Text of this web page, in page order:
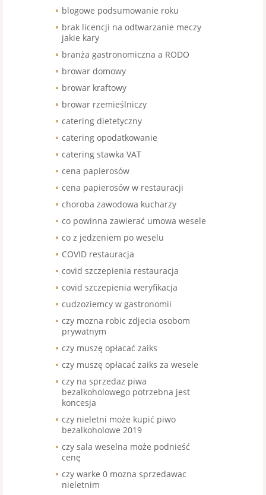
blogowe podsumowanie roku
brak licencji na odtwarzanie meczy
jakie kary
branża gastronomiczna a RODO
browar domowy
browar kraftowy
browar rzemieślniczy
catering dietetyczny
catering opodatkowanie
catering stawka VAT
cena papierosów
cena papierosów w restauracji
choroba zawodowa kucharzy
co powinna zawierać umowa wesele
co z jedzeniem po weselu
COVID restauracja
covid szczepienia restauracja
covid szczepienia weryfikacja
cudzoziemcy w gastronomii
czy mozna robic zdjecia osobom
prywatnym
czy muszę opłacać zaiks
czy muszę opłacać zaiks za wesele
czy na sprzedaz piwa
bezalkoholowego potrzebna jest
koncesja
czy nieletni może kupić piwo
bezalkoholowe 2019
czy sala weselna może podnieść
cenę
czy warke 0 mozna sprzedawac
nieletnim